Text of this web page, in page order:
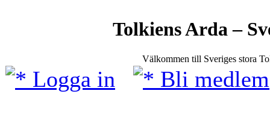
Tolkiens Arda –
Välkommen till Sveriges stora
Logga in Bli medlem